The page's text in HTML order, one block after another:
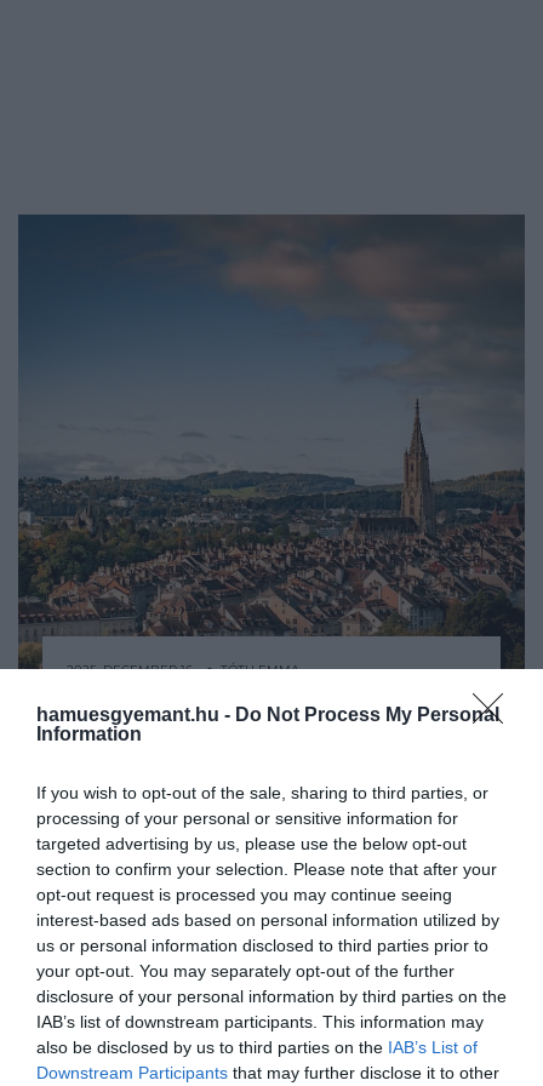
hamuesgyemant.hu - Do Not Process My Personal
Information
If you wish to opt-out of the sale, sharing to third parties, or
processing of your personal or sensitive information for
targeted advertising by us, please use the below opt-out
section to confirm your selection. Please note that after your
opt-out request is processed you may continue seeing
interest-based ads based on personal information utilized by
us or personal information disclosed to third parties prior to
your opt-out. You may separately opt-out of the further
disclosure of your personal information by third parties on the
IAB’s list of downstream participants. This information may
also be disclosed by us to third parties on the IAB’s List of
Downstream Participants that may further disclose it to other
Egy friss rangsor hivatalosan is a Svájc
legélhetőbb városának. Bern a globálisan
vizsgált 275 település közül nyerte el az
elismerést, ugyanakkor Európa több
városa is kiemelkedő eredményt ért…
2025. DECEMBER 16. ● TÓTH EMMA
Friss rangsor: Svájcban
találjuk a világ legélhetőbb
városát
TÓTH EMMA